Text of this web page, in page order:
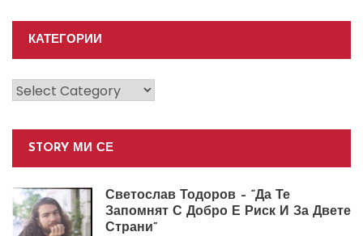
КАТЕГОРИИ
Категории
STORY МИ СЕ
Светослав Тодоров – “Да Те
Запомнят С Добро Е Риск И За Двете
Страни”